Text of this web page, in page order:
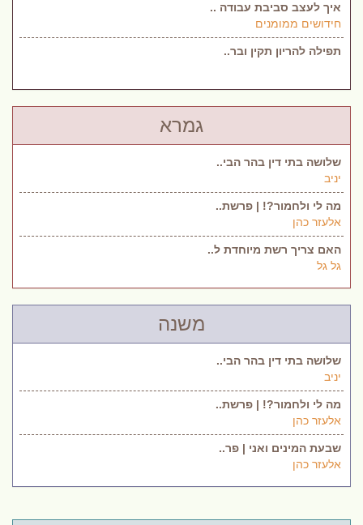
איך לעצב סביבת עבודה ..
חידושים ממומנים
תפילה להריון תקין ובר..
גמרא
שלושה בתי דין בהר הבי..
יניב
מה לי ולחמור?! | פרשת..
אלעזר כהן
האם צריך רשת מיוחדת ל..
גל גל
משנה
שלושה בתי דין בהר הבי..
יניב
מה לי ולחמור?! | פרשת..
אלעזר כהן
שבעת המינים ואני | פר..
אלעזר כהן